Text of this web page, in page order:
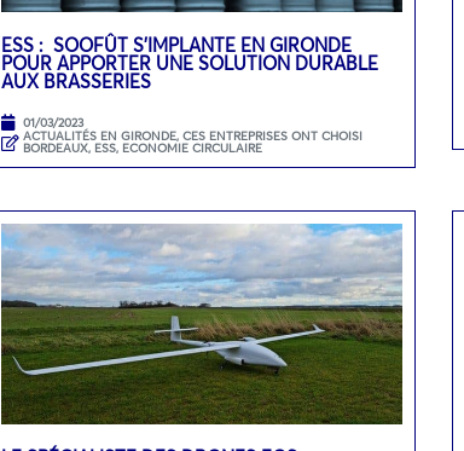
ESS : SOOFÛT S’IMPLANTE EN GIRONDE
POUR APPORTER UNE SOLUTION DURABLE
AUX BRASSERIES
01/03/2023
ACTUALITÉS EN GIRONDE,CES ENTREPRISES ONT CHOISI
BORDEAUX, ESS, ECONOMIE CIRCULAIRE